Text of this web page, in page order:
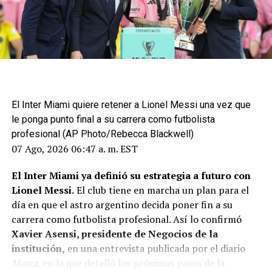
ADVERTISEMENT
la polémica vivida en la liga inglesa. Pese a ello, en
las últimas horas su nombre a vuelto a ser noticia por
motivos extrafutbolísticos,en un nuevo lío que
además de dañar su imagen pública le vuelve a traer
diferentes a las casas de apuestas.
ADVERTISEMENT
El Inter Miami quiere retener a Lionel Messi una vez que
le ponga punto final a su carrera como futbolista
profesional (AP Photo/Rebecca Blackwell)
07 Ago, 2026 06:47 a. m. EST
El Inter Miami ya definió su estrategia a futuro con
Lionel Messi.El club tiene en marcha un plan para el
día en que el astro argentino decida poner fin a su
carrera como futbolista profesional. Así lo confirmó
Xavier Asensi, presidente de Negocios de la
institución, en una entrevista publicada por el diario
Marca, en la que detalló los próximos pasos de la